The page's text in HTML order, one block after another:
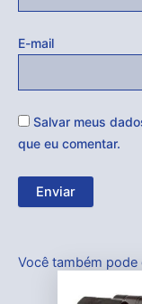
E-mail
Salvar meus
que eu comentar.
Você também